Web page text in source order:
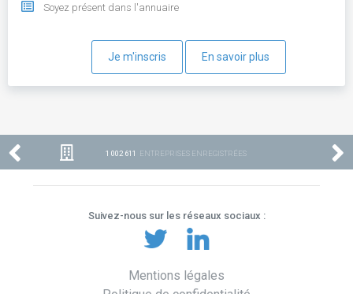
Soyez présent dans l'annuaire
Je m'inscris En savoir plus
1 002 611 ENTREPRISES ENREGISTRÉES
Suivez-nous sur les réseaux sociaux :
Mentions légales